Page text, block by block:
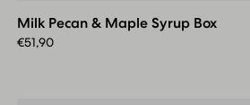
Maple
Syrup
Milk Pecan & Maple Syrup Box
€51,90